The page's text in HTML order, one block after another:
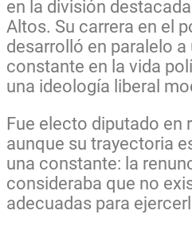
en la división
Altos. Su carrera en el
desarrolló en paralelo
constante en la vida
una ideología liberal
Fue electo diputado en
aunque su trayectoria
una constante: la
consideraba que no
adecuadas para